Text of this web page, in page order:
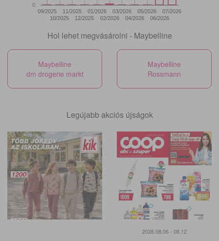
09/2025
10/2025
11/2025
12/2025
01/2026
02/2026
03/2026
04/2026
05/2026
06/2026
07/2026
0
Hol lehet megvásárolni - Maybelline
Maybelline
dm drogerie markt
Maybelline
Rossmann
Legújabb akciós újságok
2026.08.06 - 08.12